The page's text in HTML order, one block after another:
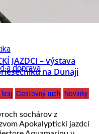
a doprava
JAZDCI – výstava
na Dunaji
Cestovný ruch Novinky
sochárov z
Apokalyptickí jazdci